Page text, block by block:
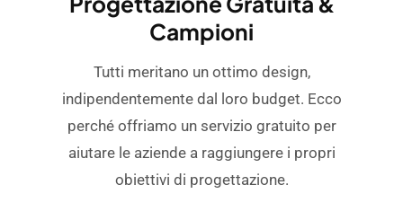
Campioni
Tutti meritano un ottimo design,
indipendentemente dal loro budget. Ecco
perché offriamo un servizio gratuito per
aiutare le aziende a raggiungere i propri
obiettivi di progettazione.